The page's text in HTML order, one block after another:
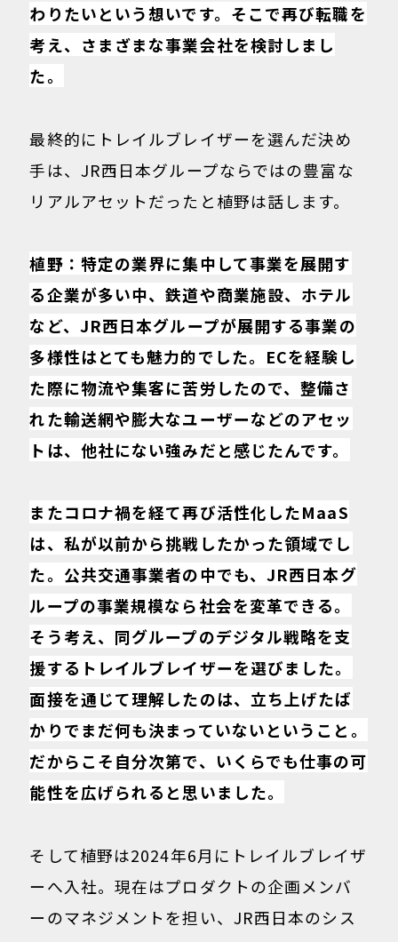
わりたいという想いです。そこで再び転職を
考え、さまざまな事業会社を検討しまし
た。
最終的にトレイルブレイザーを選んだ決め
手は、JR西日本グループならではの豊富な
リアルアセットだったと植野は話します。
植野：特定の業界に集中して事業を展開す
る企業が多い中、鉄道や商業施設、ホテル
など、JR西日本グループが展開する事業の
多様性はとても魅力的でした。ECを経験し
た際に物流や集客に苦労したので、整備さ
れた輸送網や膨大なユーザーなどのアセッ
トは、他社にない強みだと感じたんです。
またコロナ禍を経て再び活性化したMaaS
は、私が以前から挑戦したかった領域でし
た。公共交通事業者の中でも、JR西日本グ
ループの事業規模なら社会を変革できる。
そう考え、同グループのデジタル戦略を支
援するトレイルブレイザーを選びました。
面接を通じて理解したのは、立ち上げたば
かりでまだ何も決まっていないということ。
だからこそ自分次第で、いくらでも仕事の可
能性を広げられると思いました。
そして植野は2024年6月にトレイルブレイザ
ーへ入社。現在はプロダクトの企画メンバ
ーのマネジメントを担い、JR西日本のシス